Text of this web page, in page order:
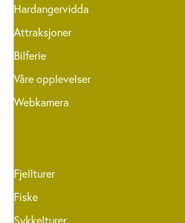
Hardangervidda
Attraksjoner
Bilferie
Våre opplevelser
Webkamera
Fjellturer
Fiske
Sykkelturer